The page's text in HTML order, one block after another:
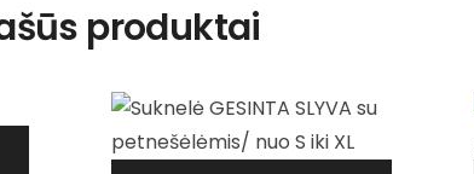
produktai